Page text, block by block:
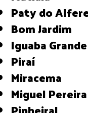
Paty do
Bom Jardim
Iguaba Grande
Piraí
Miracema
Miguel Pereira